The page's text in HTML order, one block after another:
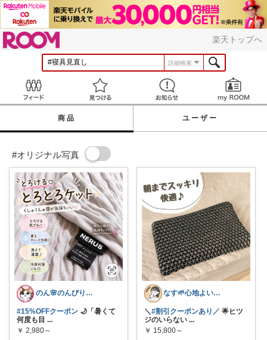
楽天トップへ
詳細検索
見つける お知らせ
商品 ユーザー
#オリジナル写真
のん🌸のんびり生活✨
#15%OFFクーポン 🌙「暑くて
何度も目 ...
￥ 2,980～
なす🌱心地よい暮らしと美味しい時間✨
＼ #割引クーポンあり／ 🌟ヒツ
ジのいらない ...
￥ 15,800～